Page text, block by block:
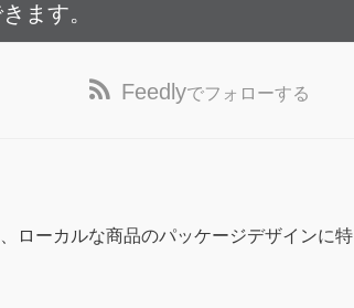
ます。
Feedlyでフォローする
ローカルな商品のパッケージデザインに特